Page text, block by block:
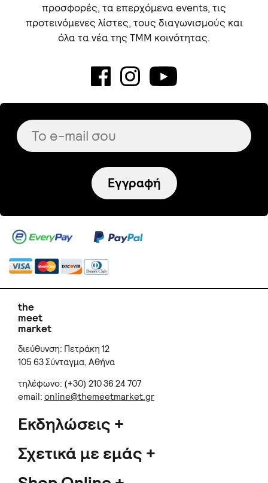
προσφορές, τα επερχόμενα events, τις
προτεινόμενες λίστες, τους διαγωνισμούς και
όλα τα νέα της TMM κοινότητας.
Εγγραφή
the
meet
market
διεύθυνση: Πετράκη 12
105 63 Σύνταγμα, Αθήνα
τηλέφωνο: (+30) 210 36 24 707
email: online@themeetmarket.gr
Εκδηλώσεις
Σχετικά με εμάς